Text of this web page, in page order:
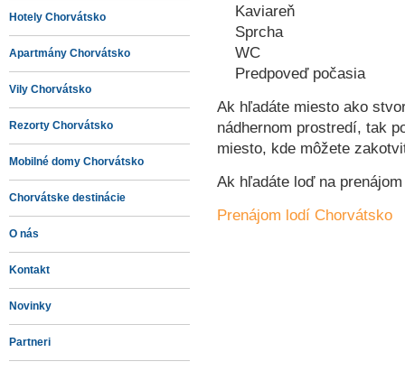
Hotely Chorvátsko
Apartmány Chorvátsko
Vily Chorvátsko
Rezorty Chorvátsko
Mobilné domy Chorvátsko
Chorvátske destinácie
O nás
Kontakt
Novinky
Partneri
Kaviareň
Sprcha
WC
Predpoveď počasia
Ak hľadáte miesto ako
nádhernom prostredí, tak
miesto, kde môžete
Ak hľadáte loď na
Prenájom lodí Chorvátsko